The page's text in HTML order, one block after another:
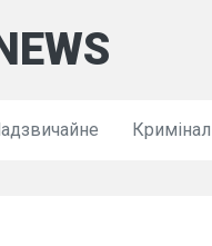
Кримінал